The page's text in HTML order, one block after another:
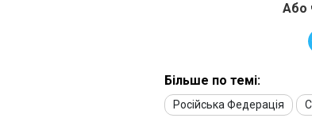
Або
Більше по темі:
Російська Федерація